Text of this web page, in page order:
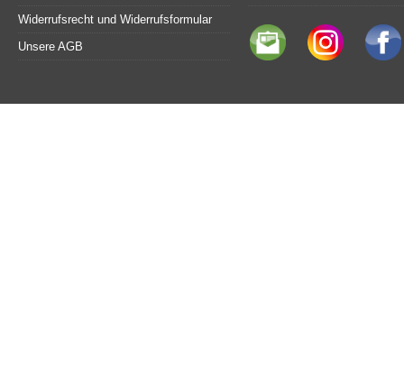
Widerrufsrecht und Widerrufsformular
Unsere AGB